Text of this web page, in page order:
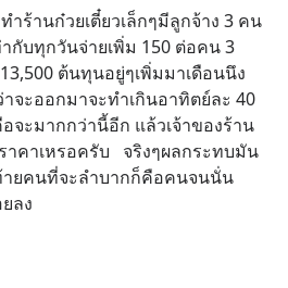
ร้านก๋วยเตี๋ยวเล็กๆมีลูกจ้าง 3 คน
กับทุกวันจ่ายเพิ่ม 150 ต่อคน 3
ต้นทุนอยู่ๆเพิ่มมาเดือนนึง
จะออกมาจะทำเกินอาทิตย์ละ 40
จะมากกว่านี้อีก แล้วเจ้าของร้าน
าคาเหรอครับ   จริงๆผลกระทบมัน
ายคนที่จะลำบากก็คือคนจนนั่น
ลง